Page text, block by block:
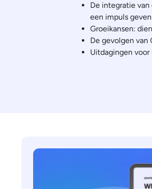
De integratie
een impuls geven
Groeikansen:
De gevolgen van
Uitdagingen voor